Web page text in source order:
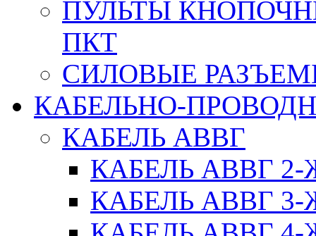
ПУЛЬТЫ
ПКТ
СИЛОВЫЕ
КАБЕЛЬНО-
КАБЕЛЬ АВВГ
КАБЕЛЬ АВВГ
КАБЕЛЬ АВВГ